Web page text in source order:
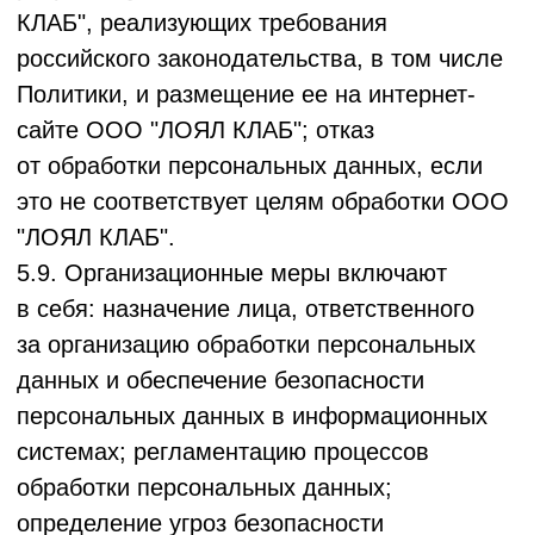
9. Заключительные положения
9.1. Настоящая Политика является
доступна по адресу: www.loyalclub.ru.
9.2. Настоящая Политика применяется
также к персональным данным, полученным
Оператором до вступления в силу
настоящей Политики, но обрабатываемым
после ее вступления в силу.
настоящую Политику. Новая редакция
Политики вступает в силу с момента ее
размещения по адресу, указанному в п. 9.1,
если иное не предусмотрено новой
редакцией Политики. Пользователи Сервиса
уведомляются об изменениях путем
Рекомендуется регулярно проверять
актуальность Политики.
9.4. Все вопросы, связанные с обработкой